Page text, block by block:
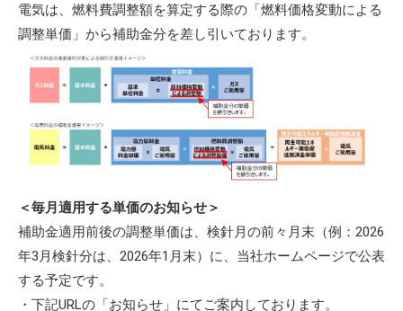
電気は、燃料費調整額を算定する際の「燃料価格変動による
調整単価」から補助金分を差し引いております。
＜毎月適用する単価のお知らせ＞
補助金適用前後の調整単価は、検針月の前々月末（例：2026
年3月検針分は、2026年1月末）に、当社ホームページで公表
する予定です。
・下記URLの「お知らせ」にてご案内しております。